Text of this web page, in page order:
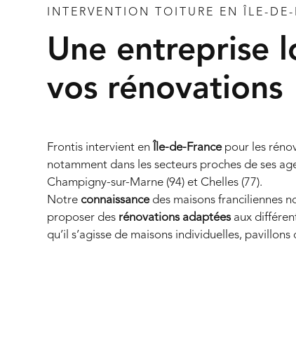
INTERVENTION TOITURE EN ÎLE-DE-
Une entreprise
vos rénovations
Frontis intervient en Île-de-Francepour les
notamment dans les secteurs proches de ses
Champigny-sur-Marne (94) et Chelles (77).
Notre connaissancedes maisons franciliennes
proposer des rénovations adaptées aux
qu’il s’agisse de maisons individuelles,